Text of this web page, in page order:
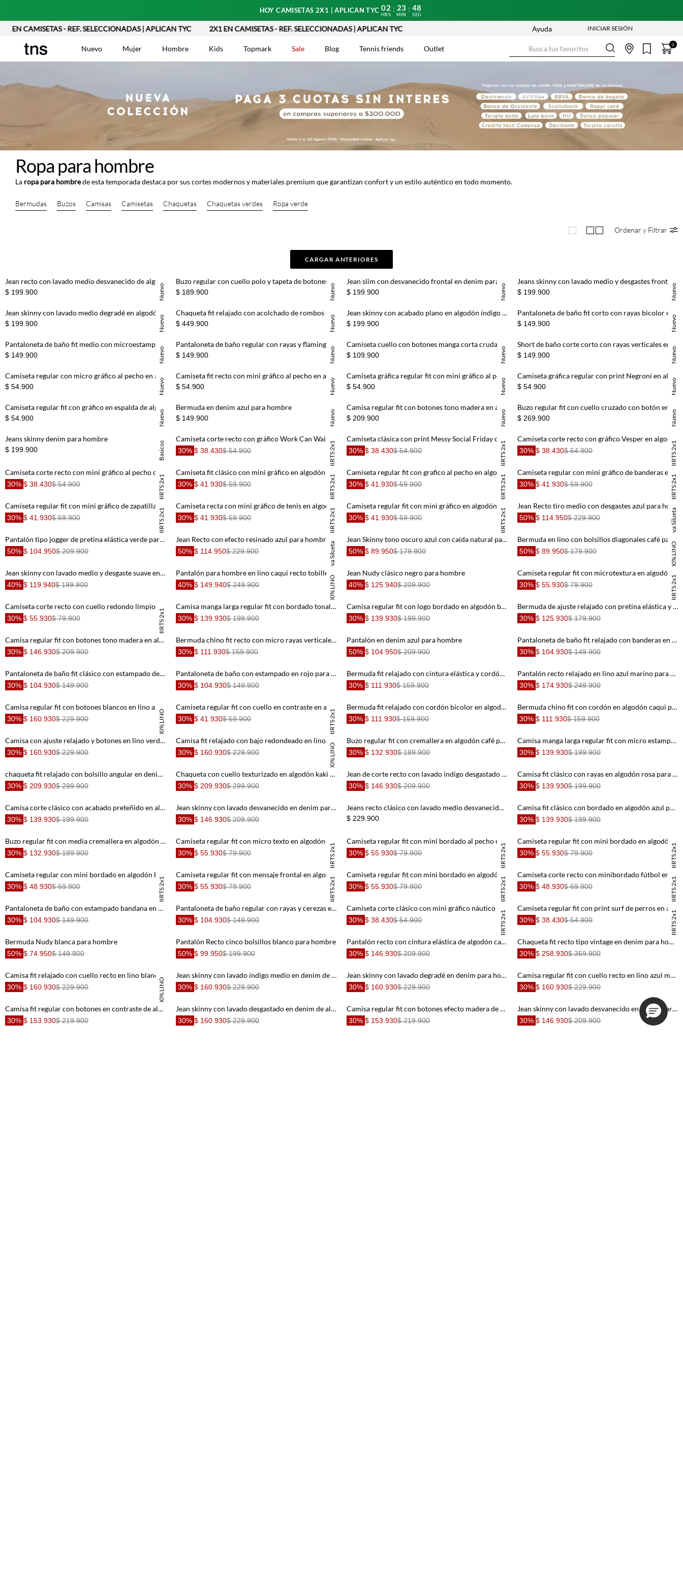
HOY CAMISETAS 2X1 | APLICAN TYC 02
HRS
: 23
MIN
: 46
SEG
CAMISETAS - REF. SELECCIONADAS | APLICAN TYC 2X1 EN CAMISETAS - REF. SELECCIONADAS | APLICAN TYC Ayuda
Nuevo Mujer Hombre Kids Topmark Sale Blog Tennis friends Outlet
TÉRMINOS MÁS BUSCADOS
4.
5. Falda
Vestido
0
Ropa para hombre
La ropa para hombrede esta temporada destaca por sus cortes modernos y materiales premium que garantizan confort y un estilo auténtico en todo momento.
Bermudas Buzos Camisas Camisetas Chaquetas Chaquetas verdes Ropa verde
Ordenar y Filtrar
CARGAR ANTERIORES
Nuevo
Jean recto con lavado medio desvanecido de algodón azul para hombre
$ 199.900 Nuevo
Buzo regular con cuello polo y tapeta de botones en algodón beige para hombre
$ 189.900 Nuevo
Jean slim con desvanecido frontal en denim para hombre
$ 199.900 Nuevo
Jeans skinny con lavado medio y desgastes frontales en denim para hombre
$ 199.900
Nuevo
Jean skinny con lavado medio degradé en algodón azul para hombre
$ 199.900 Nuevo
Chaqueta fit relajado con acolchado de rombos en verde oliva para hombre
$ 449.900
Jean skinny con acabado plano en algodón índigo oscuro para hombre
$ 199.900 Nuevo
Pantaloneta de baño fit corto con rayas bicolor en azul para hombre
$ 149.900
Nuevo
Pantaloneta de baño fit medio con microestampado gráfico en rosado para hombre
$ 149.900 Nuevo
Pantaloneta de baño regular con rayas y flamingos en blanco y negro para hombre
$ 149.900 Nuevo
Camiseta cuello con botones manga corta cruda para hombre
$ 109.900 Nuevo
Short de baño corte corto con rayas verticales en rosa para hombre
$ 149.900
Nuevo
Camiseta regular con micro gráfico al pecho en algodón blanco para hombre
$ 54.900 Nuevo
Camiseta fit recto con mini gráfico al pecho en algodón gris para hombre
$ 54.900 Nuevo
Camiseta gráfica regular fit con mini gráfico al pecho de algodón verde petróleo para hombre
$ 54.900 Nuevo
Camiseta gráfica regular con print Negroni en algodón blanco para hombre
$ 54.900
Nuevo
Camiseta regular fit con gráfico en espalda de algodón crudo para hombre
$ 54.900 Nuevo
Bermuda en denim azul para hombre
$ 149.900 Nuevo
Camisa regular fit con botones tono madera en algodón azul claro para hombre
$ 209.900 Nuevo
Buzo regular fit con cuello cruzado con botón en algodón azul para hombre
$ 269.900
Basicos
Jeans skinny denim para hombre
$ 199.900 TSHIRTS 2x1
Camiseta corte recto con gráfico Work Can Wait en blanco para hombre
30% $ 38.430$ 54.900 TSHIRTS 2x1
Camiseta clásica con print Messy Social Friday de algodón blanco para unisex
30% $ 38.430$ 54.900 TSHIRTS 2x1
Camiseta corte recto con gráfico Vesper en algodón blanco para hombre
30% $ 38.430$ 54.900
TSHIRTS 2x1
Camiseta corte recto con mini gráfico al pecho de algodón beige para hombre
30% $ 38.430$ 54.900 TSHIRTS 2x1
Camiseta fit clásico con mini gráfico en algodón blanco para hombre
30% $ 41.930$ 59.900 TSHIRTS 2x1
Camiseta regular fit con grafico al pecho en algodón blanco para hombre
30% $ 41.930$ 59.900 TSHIRTS 2x1
Camiseta regular con mini gráfico de banderas en algodón blanco para hombre
30% $ 41.930$ 59.900
TSHIRTS 2x1
30% $ 41.930$ 59.900 TSHIRTS 2x1
Camiseta recta con mini gráfico de tenis en algodón blanco para hombre
30% $ 41.930$ 59.900 TSHIRTS 2x1
30% $ 41.930$ 59.900 Nueva Silueta
Jean Recto tiro medio con desgastes azul para hombre
50% $ 114.950$ 229.900
Pantalón tipo jogger de pretina elástica verde para hombre
50% $ 104.950$ 209.900 Nueva Silueta
Jean Recto con efecto resinado azul para hombre
50% $ 114.950$ 229.900
Jean Skinny tono oscuro azul con caída natural para hombre
50% $ 89.950$ 179.900 100% LINO
50% $ 89.950$ 179.900
Jean skinny con lavado medio y desgaste suave en denim azul para hombre
40% $ 119.940$ 199.900 100% LINO
40% $ 149.940$ 249.900
Jean Nudy clásico negro para hombre
40% $ 125.940$ 209.900 TSHIRTS 2x1
Camiseta regular fit con microtextura en algodón para hombre
30% $ 55.930$ 79.900
TSHIRTS 2x1
Camiseta corte recto con cuello redondo limpio en tejido mixto crudo para hombre
30% $ 55.930$ 79.900
Camisa manga larga regular fit con bordado tonal de algodón verde salvia para hombre
30% $ 139.930$ 199.900
Camisa regular fit con logo bordado en algodón beige para hombre
30% $ 139.930$ 199.900
Bermuda de ajuste relajado con pretina elástica y cordón en lino gris para hombre
30% $ 125.930$ 179.900
Camisa regular fit con botones tono madera en algodón café oscuro para hombre
30% $ 146.930$ 209.900
Bermuda chino fit recto con micro rayas verticales en algodón gris para hombre
30% $ 111.930$ 159.900
Pantalón en denim azul para hombre
50% $ 104.950$ 209.900
Pantaloneta de baño fit relajado con banderas en gris para hombre
30% $ 104.930$ 149.900
Pantaloneta de baño fit clásico con estampado de raquetas en menta para hombre
30% $ 104.930$ 149.900
Pantaloneta de baño con estampado en rojo para hombre
30% $ 104.930$ 149.900
Bermuda fit relajado con cintura elástica y cordón trenzado de algodón crema para hombre
30% $ 111.930$ 159.900
Pantalón recto relajado en lino azul marino para hombre
30% $ 174.930$ 249.900
100% LINO
30% $ 160.930$ 229.900 TSHIRTS 2x1
Camiseta regular fit con cuello en contraste en azul marino para hombre
30% $ 41.930$ 59.900
Bermuda fit relajado con cordón bicolor en algodón azul para hombre
30% $ 111.930$ 159.900
Bermuda chino fit con cordón en algodón caqui para hombre
30% $ 111.930$ 159.900
Camisa con ajuste relajado y botones en lino verde salvia para hombre
30% $ 160.930$ 229.900 100% LINO
30% $ 160.930$ 229.900
Buzo regular fit con cremallera en algodón café para hombre
30% $ 132.930$ 189.900
Camisa manga larga regular fit con micro estampado en algodón azul para hombre
30% $ 139.930$ 199.900
chaqueta fit relajado con bolsillo angular en denim para hombre
30% $ 209.930$ 299.900
Chaqueta con cuello texturizado en algodón kaki para hombre
30% $ 209.930$ 299.900
Jean de corte recto con lavado índigo desgastado en denim para hombre
30% $ 146.930$ 209.900
Camisa fit clásico con rayas en algodón rosa para hombre
30% $ 139.930$ 199.900
Camisa corte clásico con acabado preteñido en algodón rosa pastel para hombre
30% $ 139.930$ 199.900
Jean skinny con lavado desvanecido en denim para hombre
30% $ 146.930$ 209.900
Jeans recto clásico con lavado medio desvanecido en denim para hombre
$ 229.900
Camisa fit clásico con bordado en algodón azul para hombre
30% $ 139.930$ 199.900
Buzo regular fit con media cremallera en algodón beige para hombre
30% $ 132.930$ 189.900 TSHIRTS 2x1
Camiseta regular fit con micro texto en algodón crema para hombre
30% $ 55.930$ 79.900 TSHIRTS 2x1
30% $ 55.930$ 79.900 TSHIRTS 2x1
Camiseta regular fit con mini bordado en algodón azul para hombre
30% $ 55.930$ 79.900
TSHIRTS 2x1
Camiseta regular con mini bordado en algodón blanco para hombre
30% $ 48.930$ 69.900 TSHIRTS 2x1
Camiseta regular fit con mensaje frontal en algodón blanco para hombre
30% $ 55.930$ 79.900 TSHIRTS 2x1
Camiseta regular fit con mini bordado en algodón azul marino para hombre
30% $ 55.930$ 79.900 TSHIRTS 2x1
Camiseta corte recto con minibordado fútbol en algodón azul para hombre
30% $ 48.930$ 69.900
Pantaloneta de baño con estampado bandana en verde agua para hombre
30% $ 104.930$ 149.900
Pantaloneta de baño regular con rayas y cerezas en azul para hombre
30% $ 104.930$ 149.900 TSHIRTS 2x1
Camiseta corte clásico con mini gráfico náutico en tejido mixto azul marino para hombre
30% $ 38.430$ 54.900 TSHIRTS 2x1
Camiseta regular fit con print surf de perros en algodón blanco para hombre
30% $ 38.430$ 54.900
Bermuda Nudy blanca para hombre
50% $ 74.950$ 149.900
Pantalón Recto cinco bolsillos blanco para hombre
50% $ 99.950$ 199.900
Pantalón recto con cintura elástica de algodón caqui para hombre
30% $ 146.930$ 209.900
Chaqueta fit recto tipo vintage en denim para hombre
30% $ 258.930$ 369.900
100% LINO
30% $ 160.930$ 229.900
Jean skinny con lavado índigo medio en denim de algodón azul para hombre
30% $ 160.930$ 229.900
Jean skinny con lavado degradé en denim para hombre
30% $ 160.930$ 229.900
Camisa regular fit con cuello recto en lino azul marino para hombre
30% $ 160.930$ 229.900
Camisa fit regular con botones en contraste de algodón blanco para hombre
30% $ 153.930$ 219.900
Jean skinny con lavado desgastado en denim de algodón azul medio para hombre
30% $ 160.930$ 229.900
Camisa regular fit con botones efecto madera de algodón gris topo para hombre
30% $ 153.930$ 219.900
Jean skinny con lavado desvanecido en denim para hombre
30% $ 146.930$ 209.900